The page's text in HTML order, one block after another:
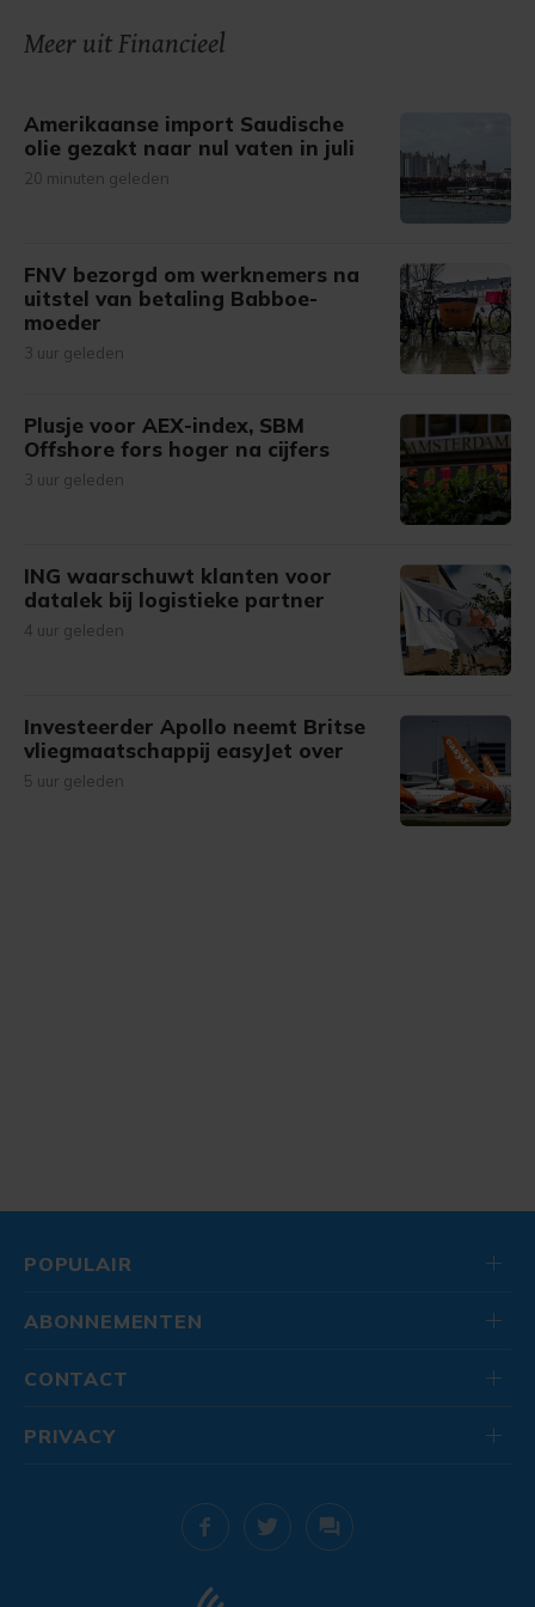
gemaakte keuze altijd wijzigen of intrekken.
Meer uit Financieel
Amerikaanse import Saudische
olie gezakt naar nul vaten in juli
20 minuten geleden
FNV bezorgd om werknemers na
uitstel van betaling Babboe-
moeder
3 uur geleden
Plusje voor AEX-index, SBM
Offshore fors hoger na cijfers
3 uur geleden
ING waarschuwt klanten voor
datalek bij logistieke partner
4 uur geleden
Investeerder Apollo neemt Britse
vliegmaatschappij easyJet over
5 uur geleden
POPULAIR
ABONNEMENTEN
CONTACT
PRIVACY